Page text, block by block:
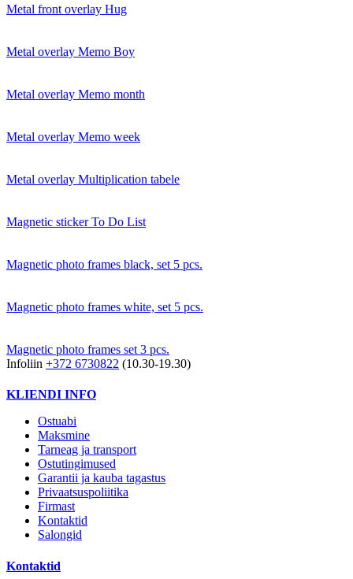
Metal front overlay Hug
Metal overlay Memo Boy
Metal overlay Memo month
Metal overlay Memo week
Metal overlay Multiplication tabele
Magnetic sticker To Do List
Magnetic photo frames black, set 5 pcs.
Magnetic photo frames white, set 5 pcs.
Magnetic photo frames set 3 pcs.
Infoliin +372 6730822 (10.30-19.30)
KLIENDI INFO
Ostuabi
Maksmine
Tarneag ja transport
Ostutingimused
Garantii ja kauba tagastus
Privaatsuspoliitika
Firmast
Kontaktid
Salongid
Kontaktid